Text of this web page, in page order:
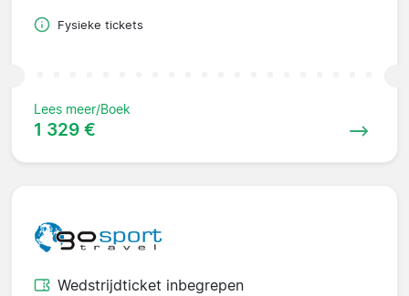
Fysieke tickets
Lees meer/Boek
1 329 €
Wedstrijdticket inbegrepen